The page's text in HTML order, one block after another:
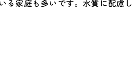
家庭も多いです。水質に配慮し